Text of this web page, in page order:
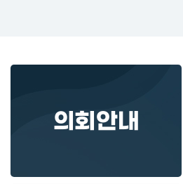
의회안내